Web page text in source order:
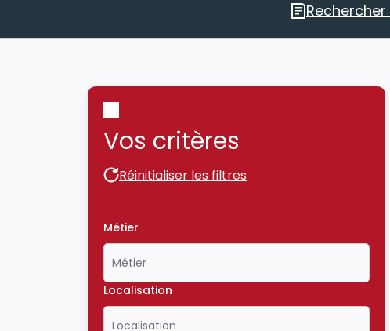
Vos critères
Réinitialiser les filtres
Réinitialiser les filtres
Métier
Localisation